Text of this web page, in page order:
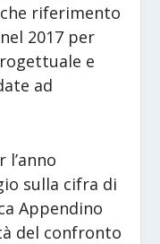
riferimento
2017 per
e
ad
sulla cifra di
Appendino
del confronto